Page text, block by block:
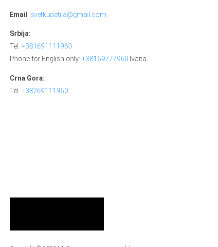
Email : svetkupatila@gmail.com
Srbija:
Tel. +381691111960
Phone for English only: +38169777960 Ivana
Crna Gora:
Tel. +38269111960